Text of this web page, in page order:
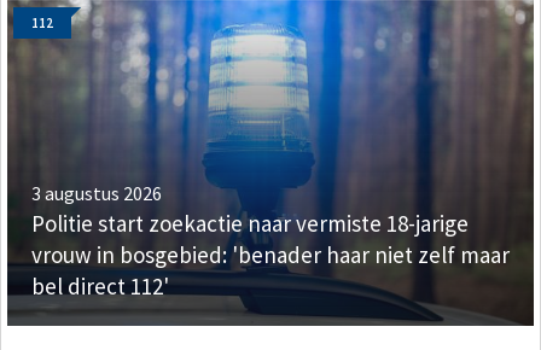
112
3 augustus 2026
Politie start zoekactie naar vermiste 18-jarige
vrouw in bosgebied: 'benader haar niet zelf maar
bel direct 112'